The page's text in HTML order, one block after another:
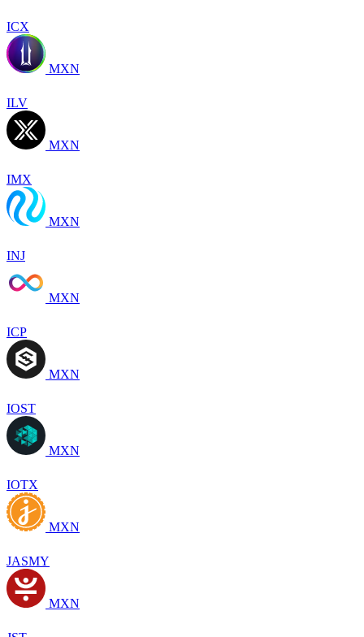
ICX
MXN
ILV
MXN
IMX
MXN
INJ
MXN
ICP
MXN
IOST
MXN
IOTX
MXN
JASMY
MXN